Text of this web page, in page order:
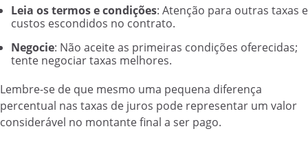
Leia os termos e condições: Atenção para outras taxas e
custos escondidos no contrato.
Negocie: Não aceite as primeiras condições oferecidas;
tente negociar taxas melhores.
Lembre-se de que mesmo uma pequena diferença
percentual nas taxas de juros pode representar um valor
considerável no montante final a ser pago.